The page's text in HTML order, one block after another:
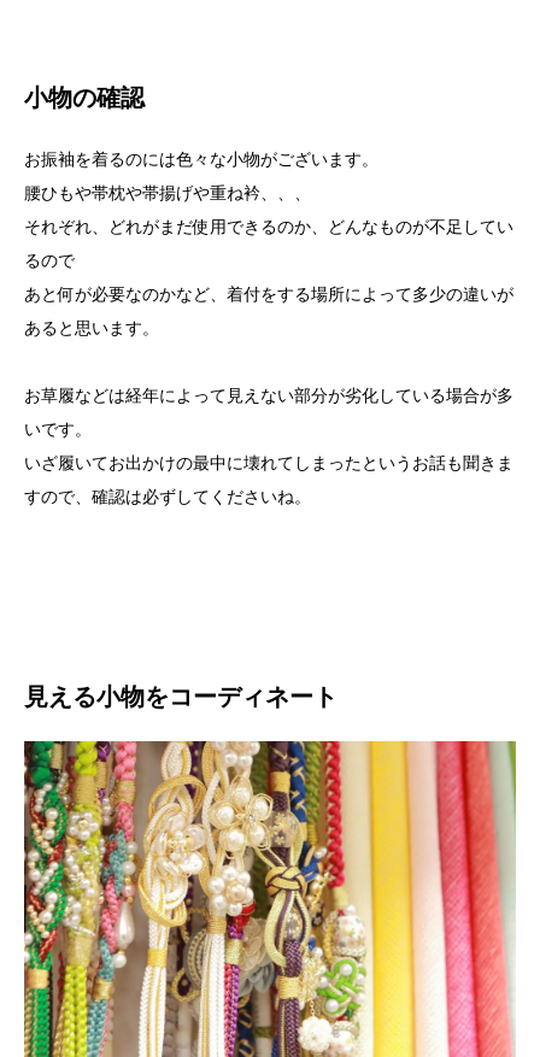
小物の確認
お振袖を着るのには色々な小物がございます。
腰ひもや帯枕や帯揚げや重ね衿、、、
それぞれ、どれがまだ使用できるのか、どんなものが不足してい
るので
あと何が必要なのかなど、着付をする場所によって多少の違いが
あると思います。
お草履などは経年によって見えない部分が劣化している場合が多
いです。
いざ履いてお出かけの最中に壊れてしまったというお話も聞きま
すので、確認は必ずしてくださいね。
見える小物をコーディネート